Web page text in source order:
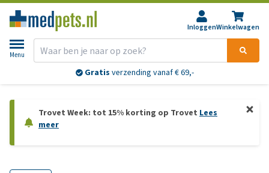
InloggenWinkelwagen
Menu
Gratis verzending vanaf € 69,-
Trovet Week: tot 15% korting op Trovet Lees
meer